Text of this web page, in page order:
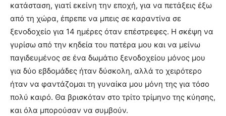
κατάσταση, γιατί εκείνη την εποχή, για να πετάξεις έξω
από τη χώρα, έπρεπε να μπεις σε καραντίνα σε
ξενοδοχείο για 14 ημέρες όταν επέστρεφες. Η σκέψη να
γυρίσω από την κηδεία του πατέρα μου και να μείνω
παγιδευμένος σε ένα δωμάτιο ξενοδοχείου μόνος μου
για δύο εβδομάδες ήταν δύσκολη, αλλά το χειρότερο
ήταν να φαντάζομαι τη γυναίκα μου μόνη της για τόσο
πολύ καιρό. Θα βρισκόταν στο τρίτο τρίμηνο της κύησης,
και όλα μπορούσαν να συμβούν.